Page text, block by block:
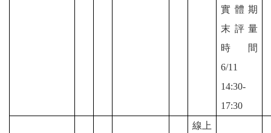
實體期
末評量
時間
6/11
14:30-
17:30
線上